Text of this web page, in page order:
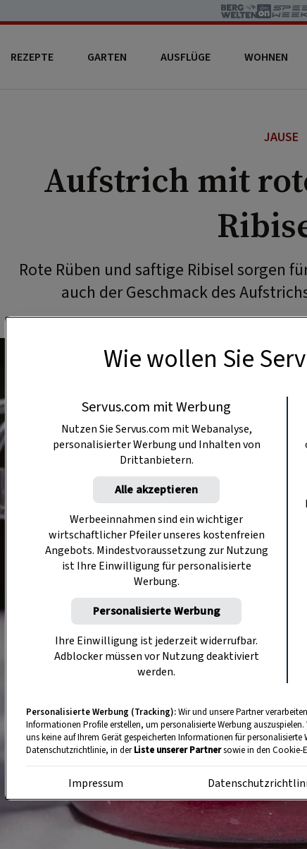
REZEPTE GARTEN AUSFLÜGE WOHNEN
JAUSE
Aufstrich mit
Rote Rüben und saftige Ribisel sorgen
auch der Geschmack des
Wie wollen Sie
Servus.com mit Werbung
Nutzen Sie Servus.com mit Webanalyse,
personalisierter Werbung und Inhalten von
Drittanbietern.
Alle akzeptieren
Werbeeinnahmen sind ein wichtiger
wirtschaftlicher Pfeiler unseres kostenfreien
Angebots. Mindestvoraussetzung zur Nutzung
ist Ihre Einwilligung für personalisierte
Werbung.
Personalisierte Werbung
Ihre Einwilligung ist jederzeit widerrufbar.
Adblocker müssen vor Nutzung deaktiviert
werden.
Personalisierte Werbung (Tracking):Wir und unsere Partner
Informationen Profile erstellen, um personalisierte Werbung
uns keine auf Ihrem Gerät gespeicherten Informationen für
Datenschutzrichtlinie, in derListe unserer Partnersowie in den Cookie-
Impressum